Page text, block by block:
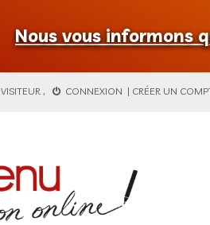
Nous vous informons
VISITEUR , CONNEXION | CRÉER UN